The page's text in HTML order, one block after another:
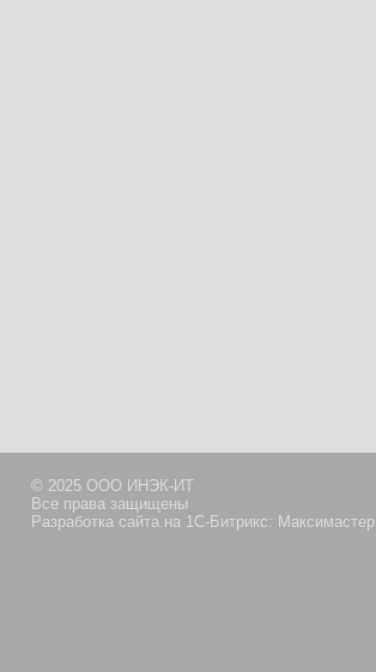
© 2025 ООО ИНЭК-ИТ
Все права защищены
Разработка сайта на 1С-Битрикс: Максимастер